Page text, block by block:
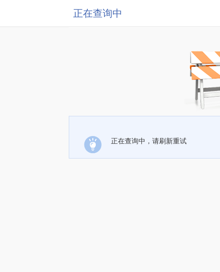
正在查询中
正在查询中，请刷新重试